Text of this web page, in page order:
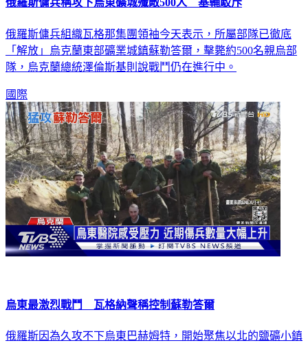
俄羅斯傭兵稱攻下烏東礦城殲敵500人 基輔駁斥
俄羅斯傭兵組織瓦格那集團領袖今天表示，所屬部隊已徹底
「解放」烏克蘭東部礦業城鎮蘇勒答爾，擊斃約500名親烏部
隊，烏克蘭總統澤倫斯基則說戰鬥仍在進行中。
國際
烏東最激烈戰鬥 瓦格納聲稱控制蘇勒答爾
俄羅斯因為久攻不下烏東巴赫姆特，開始聚焦以北的鹽礦小鎮